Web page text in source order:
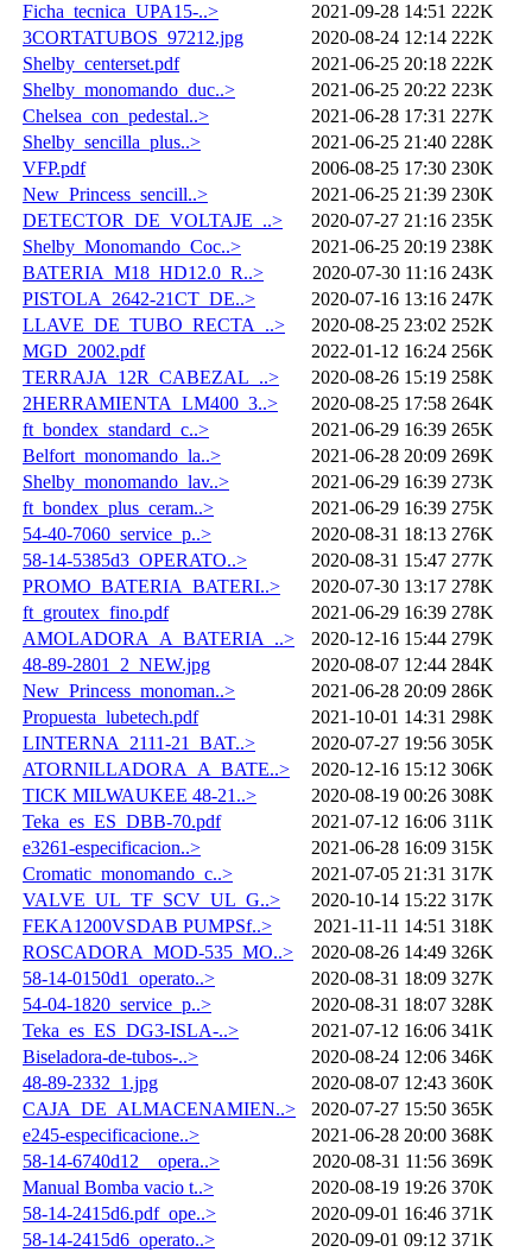
Ficha_tecnica_UPA15-..> 2021-09-28 14:51 222K
3CORTATUBOS_97212.jpg
2020-08-24 12:14 222K
Shelby_centerset.pdf
2021-06-25 20:18 222K
Shelby_monomando_duc..>
2021-06-25 20:22 223K
Chelsea_con_pedestal..>
2021-06-28 17:31 227K
Shelby_sencilla_plus..>
2021-06-25 21:40 228K
VFP.pdf
2006-08-25 17:30 230K
New_Princess_sencill..>
2021-06-25 21:39 230K
DETECTOR_DE_VOLTAJE_..>
2020-07-27 21:16 235K
Shelby_Monomando_Coc..>
2021-06-25 20:19 238K
BATERIA_M18_HD12.0_R..>
2020-07-30 11:16 243K
PISTOLA_2642-21CT_DE..>
2020-07-16 13:16 247K
LLAVE_DE_TUBO_RECTA_..>
2020-08-25 23:02 252K
MGD_2002.pdf
2022-01-12 16:24 256K
TERRAJA_12R_CABEZAL_..>
2020-08-26 15:19 258K
2HERRAMIENTA_LM400_3..>
2020-08-25 17:58 264K
ft_bondex_standard_c..>
2021-06-29 16:39 265K
Belfort_monomando_la..>
2021-06-28 20:09 269K
Shelby_monomando_lav..>
2021-06-29 16:39 273K
ft_bondex_plus_ceram..>
2021-06-29 16:39 275K
54-40-7060_service_p..>
2020-08-31 18:13 276K
58-14-5385d3_OPERATO..>
2020-08-31 15:47 277K
PROMO_BATERIA_BATERI..>
2020-07-30 13:17 278K
ft_groutex_fino.pdf
2021-06-29 16:39 278K
AMOLADORA_A_BATERIA_..>
2020-12-16 15:44 279K
48-89-2801_2_NEW.jpg
2020-08-07 12:44 284K
New_Princess_monoman..>
2021-06-28 20:09 286K
Propuesta_lubetech.pdf
2021-10-01 14:31 298K
LINTERNA_2111-21_BAT..>
2020-07-27 19:56 305K
ATORNILLADORA_A_BATE..>
2020-12-16 15:12 306K
TICK MILWAUKEE 48-21..>
2020-08-19 00:26 308K
Teka_es_ES_DBB-70.pdf
2021-07-12 16:06 311K
e3261-especificacion..>
2021-06-28 16:09 315K
Cromatic_monomando_c..>
2021-07-05 21:31 317K
VALVE_UL_TF_SCV_UL_G..>
2020-10-14 15:22 317K
FEKA1200VSDAB PUMPSf..>
2021-11-11 14:51 318K
ROSCADORA_MOD-535_MO..>
2020-08-26 14:49 326K
58-14-0150d1_operato..>
2020-08-31 18:09 327K
54-04-1820_service_p..>
2020-08-31 18:07 328K
Teka_es_ES_DG3-ISLA-..>
2021-07-12 16:06 341K
Biseladora-de-tubos-..>
2020-08-24 12:06 346K
48-89-2332_1.jpg
2020-08-07 12:43 360K
CAJA_DE_ALMACENAMIEN..>
2020-07-27 15:50 365K
e245-especificacione..>
2021-06-28 20:00 368K
58-14-6740d12__opera..>
2020-08-31 11:56 369K
Manual Bomba vacio t..>
2020-08-19 19:26 370K
58-14-2415d6.pdf_ope..>
2020-09-01 16:46 371K
58-14-2415d6_operato..>
2020-09-01 09:12 371K